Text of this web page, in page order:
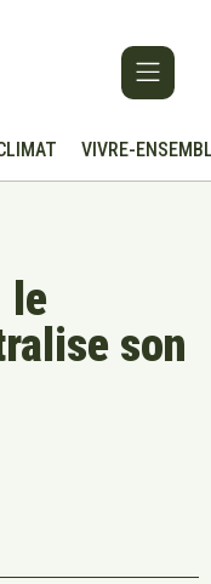
VIVRE-
le
son